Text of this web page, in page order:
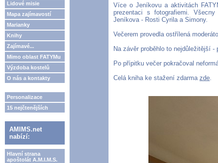
Lidové misie
Mapa zajímavostí
Marianky
Knihy
Zajímavé...
Mimo oblast FATYMu
Výzdoba kostelů
O nás a kontakty
Personalizace
15 nejčtenějších
AMIMS.net
nabízí:
Hlavní strana
apoštolát A.M.I.M.S.
Více o Jeníkovu a aktivitách
prezentaci s fotografiemi.
Jeníkova - Rosti Cyrila a Simony.
Večerem provedla ostřílená
Na závěr proběhlo to nejdůležitější
Po přípitku večer pokračoval
Celá kniha ke stažení zdarma zde.